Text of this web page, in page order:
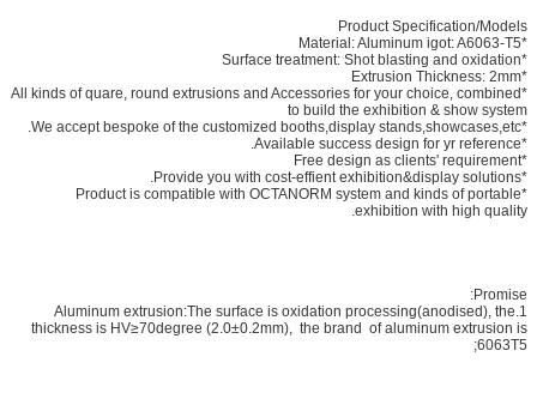
Product Specification/Models
*Material: Aluminum igot: A6063-T5
*Surface treatment: Shot blasting and oxidation
*Extrusion Thickness: 2mm
*All kinds of quare, round extrusions and Accessories for your choice, combined
to build the exhibition & show system
*We accept bespoke of the customized booths,display stands,showcases,etc.
*Available success design for yr reference.
*Free design as clients' requirement
*Provide you with cost-effient exhibition&display solutions.
*Product is compatible with OCTANORM system and kinds of portable
exhibition with high quality.
Promise:
1.Aluminum extrusion:The surface is oxidation processing(anodised), the
thickness is HV≥70degree (2.0±0.2mm), the brand of aluminum extrusion is
6063T5;